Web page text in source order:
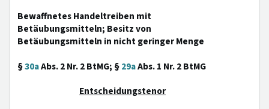
Bewaffnetes Handeltreiben mit
Betäubungsmitteln; Besitz von
Betäubungsmitteln in nicht geringer Menge
§30aAbs. 2 Nr. 2 BtMG; §29aAbs. 1 Nr. 2 BtMG
Entscheidungstenor